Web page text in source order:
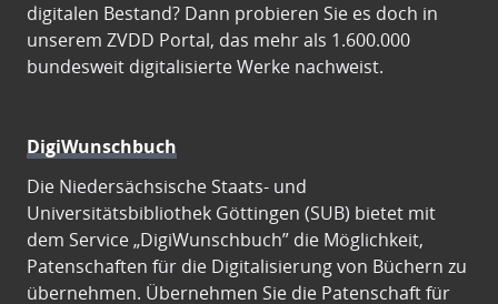
digitalen Bestand? Dann probieren Sie es doch in
unserem ZVDD Portal, das mehr als 1.600.000
bundesweit digitalisierte Werke nachweist.
DigiWunschbuch
Die Niedersächsische Staats- und
Universitätsbibliothek Göttingen (SUB) bietet mit
dem Service „DigiWunschbuch” die Möglichkeit,
Patenschaften für die Digitalisierung von Büchern zu
übernehmen. Übernehmen Sie die Patenschaft für